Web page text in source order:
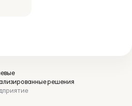
решения